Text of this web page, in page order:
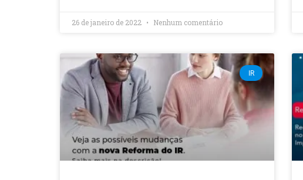
26 de janeiro de 2022 Nenhum comentário
IR